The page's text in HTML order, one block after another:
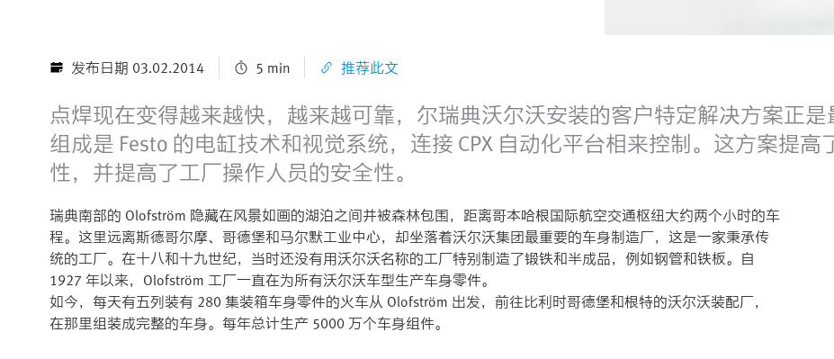
发布日期 03.02.2014 5 min 推荐此文
点焊现在变得越来越快，越来越可靠，尔瑞典沃尔沃安装的客户特定解决方案正
组成是 Festo 的电缸技术和视觉系统，连接 CPX 自动化平台相来控制。这方案提
性，并提高了工厂操作人员的安全性。
瑞典南部的 Olofström 隐藏在风景如画的湖泊之间并被森林包围，距离哥本哈根国际航空交通枢纽大约两个小时的车
程。这里远离斯德哥尔摩、哥德堡和马尔默工业中心，却坐落着沃尔沃集团最重要的车身制造厂，这是一家秉承传
统的工厂。在十八和十九世纪，当时还没有用沃尔沃名称的工厂特别制造了锻铁和半成品，例如钢管和铁板。自
1927 年以来，Olofström 工厂一直在为所有沃尔沃车型生产车身零件。
如今，每天有五列装有 280 集装箱车身零件的火车从 Olofström 出发，前往比利时哥德堡和根特的沃尔沃装配厂，
在那里组装成完整的车身。每年总计生产 5000 万个车身组件。